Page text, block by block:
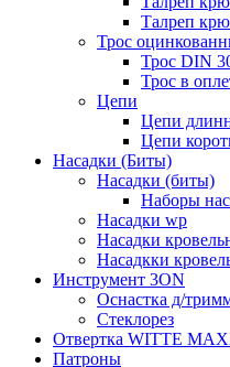
Талреп
Трос
Трос DIN
Трос в
Цепи
Цепи
Цепи
Насадки (Биты)
Насадки (биты)
Наборы
Насадки wp
Насадки
Насадкки
Инструмент 3ON
Оснастка д/
Стеклорез
Отвертка WITTE
Патроны